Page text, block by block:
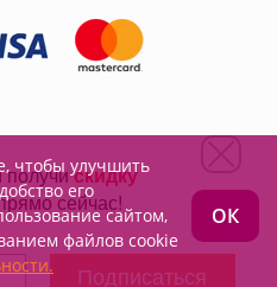
на нас:
чтобы улучшить
его
сайтом,
файлов cookie
ОК